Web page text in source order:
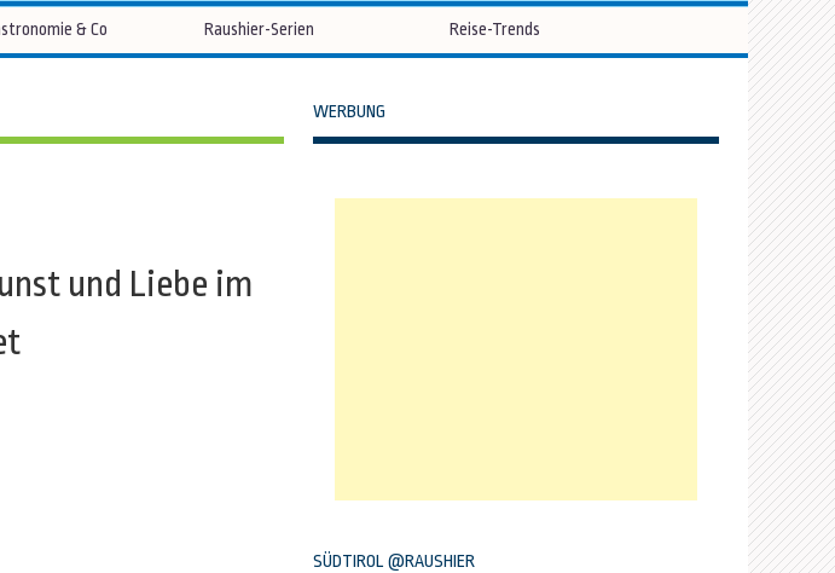
& Co Raushier-Serien Reise-Trends
und Liebe im
WERBUNG
SÜDTIROL @RAUSHIER